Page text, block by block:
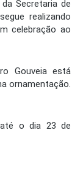
Secretaria de
realizando
celebração ao
Gouveia está
ornamentação.
até o dia 23 de